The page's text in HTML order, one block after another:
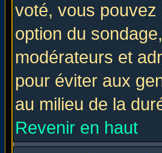
voté, vous
option du
modérateurs et
pour éviter aux
au milieu de la
Revenir en haut